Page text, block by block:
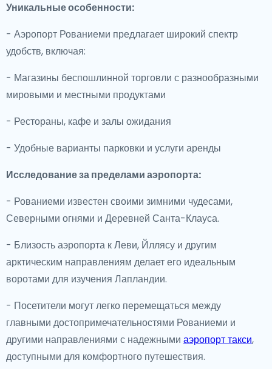
Уникальные особенности:
- Аэропорт Рованиеми предлагает широкий спектр
удобств, включая:
- Магазины беспошлинной торговли с разнообразными
мировыми и местными продуктами
- Рестораны, кафе и залы ожидания
- Удобные варианты парковки и услуги аренды
Исследование за пределами аэропорта:
- Рованиеми известен своими зимними чудесами,
Северными огнями и Деревней Санта-Клауса.
- Близость аэропорта к Леви, Йллясу и другим
арктическим направлениям делает его идеальным
воротами для изучения Лапландии.
- Посетители могут легко перемещаться между
главными достопримечательностями Рованиеми и
другими направлениями с надежными аэропорт такси,
доступными для комфортного путешествия.